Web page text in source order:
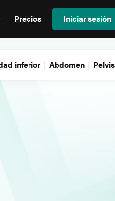
Precios Iniciar sesión
inferior Abdomen Pelvis